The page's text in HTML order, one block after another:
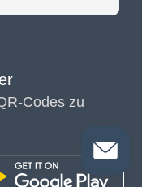
Codes zu